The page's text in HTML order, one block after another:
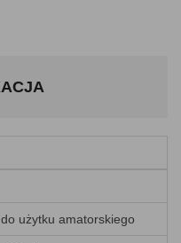
użytku amatorskiego